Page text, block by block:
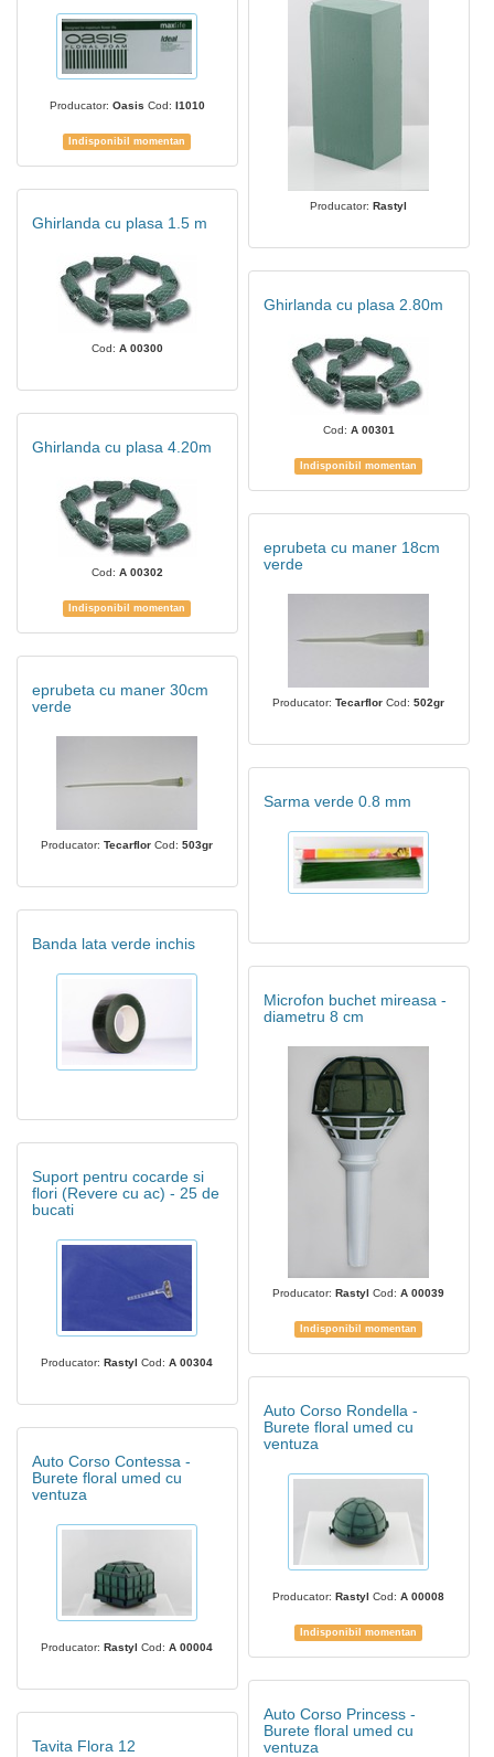
Producator: Rastyl
Producator: Oasis Cod: I1010
Indisponibil momentan
Ghirlanda cu plasa 1.5 m
Cod: A 00300
Ghirlanda cu plasa 2.80m
Cod: A 00301
Indisponibil momentan
Ghirlanda cu plasa 4.20m
Cod: A 00302
Indisponibil momentan
eprubeta cu maner 18cm
verde
Producator: Tecarflor Cod: 502gr
eprubeta cu maner 30cm
verde
Producator: Tecarflor Cod: 503gr
Sarma verde 0.8 mm
Banda lata verde inchis
Microfon buchet mireasa -
diametru 8 cm
Producator: Rastyl Cod: A 00039
Indisponibil momentan
Suport pentru cocarde si
flori (Revere cu ac) - 25 de
bucati
Producator: Rastyl Cod: A 00304
Auto Corso Rondella -
Burete floral umed cu
ventuza
Producator: Rastyl Cod: A 00008
Indisponibil momentan
Auto Corso Contessa -
Burete floral umed cu
ventuza
Producator: Rastyl Cod: A 00004
Auto Corso Princess -
Burete floral umed cu
ventuza
Tavita Flora 12